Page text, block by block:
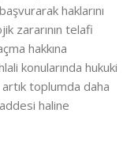
haklarını
zararının telafi
hakkına
konularında hukuki
toplumda daha
haline